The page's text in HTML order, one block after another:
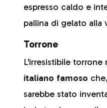
espresso caldo e
pallina di gelato alla
Torrone
L'irresistibile torrone
italiano famoso
sarebbe stato